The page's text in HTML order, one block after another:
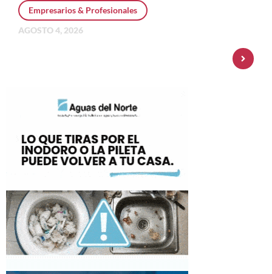
Empresarios & Profesionales
AGOSTO 4, 2026